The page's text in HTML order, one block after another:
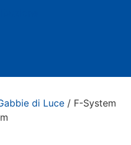
di Luce / F-System